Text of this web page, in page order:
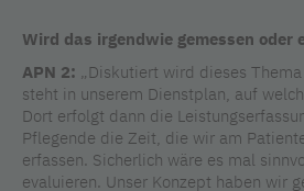
Wird das irgendwie gemessen oder
APN 2: „Diskutiert wird dieses
steht in unserem Dienstplan, auf
Dort erfolgt dann die
Pflegende die Zeit, die wir am
erfassen. Sicherlich wäre es mal
evaluieren. Unser Konzept haben wir